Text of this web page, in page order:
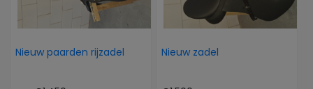
Nieuw paarden rijzadel Nieuw zadel